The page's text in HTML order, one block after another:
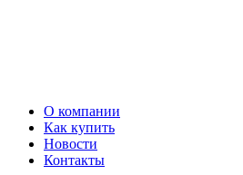
О компании
Как купить
Новости
Контакты